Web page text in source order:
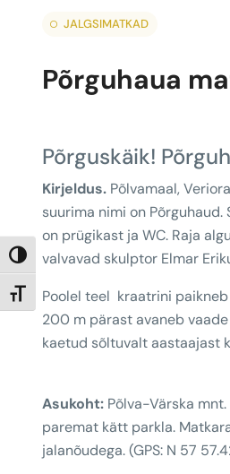
Toggle High Contrast
Toggle Font size
JALGSIMATKAD
Põrguhaua
Põrguskäik!
Kirjeldus. Põlvamaal,
suurima nimi on
on prügikast ja WC. Raja
valvavad skulptor Elmar
Poolel teel kraatrini
200 m pärast avaneb
kaetud sõltuvalt aastaajast
Asukoht: Põlva-Värska
paremat kätt parkla.
jalanõudega. (GPS: N 57